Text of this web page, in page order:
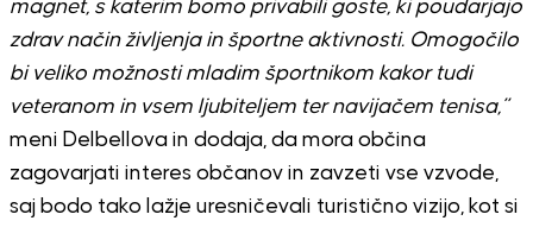
magnet, s katerim bomo privabili goste, ki poudarjajo
zdrav način življenja in športne aktivnosti. Omogočilo
bi veliko možnosti mladim športnikom kakor tudi
veteranom in vsem ljubiteljem ter navijačem tenisa,”
meni Delbellova in dodaja, da mora občina
zagovarjati interes občanov in zavzeti vse vzvode,
saj bodo tako lažje uresničevali turistično vizijo, kot si